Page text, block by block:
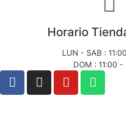
Horario
LUN - SAB :
DOM : 11:00 -